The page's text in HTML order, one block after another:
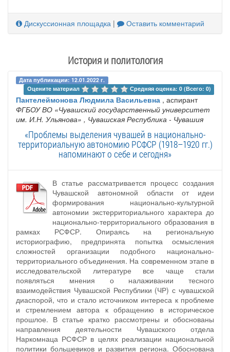
Дискуссионная площадка | Оставить комментарий
История и политология
Дата публикации: 12.01.2022 г.
Оцените материал
Средняя оценка: 0 (Всего: 0)
Пантелеймонова Людмила Васильевна , аспирант
ФГБОУ ВО «Чувашский государственный университет
им. И.Н. Ульянова» , Чувашская Республика - Чувашия
«Проблемы выделения чувашей в национально-
территориальную автономию РСФСР (1918–1920 гг.)
напоминают о себе и сегодня»
В статье рассматривается процесс создания
Чувашской автономной области от идеи
формирования национально-культурной
автономии экстерриториального характера до
национально-территориального образования в
рамках РСФСР. Опираясь на региональную
историографию, предпринята попытка осмысления
сложностей организации подобного национально-
территориального объединения. На современном этапе в
исследовательской литературе все чаще стали
появляться мнения о налаживании тесного
взаимодействия Чувашской Республики (ЧР) с чувашской
диаспорой, что и стало источником интереса к проблеме
и стремлением автора к обращению в историческое
прошлое. В статье кратко рассмотрены и обоснованы
направления деятельности Чувашского отдела
Наркомнаца РСФСР в целях реализации национальной
политики большевиков и развития региона. Обоснована